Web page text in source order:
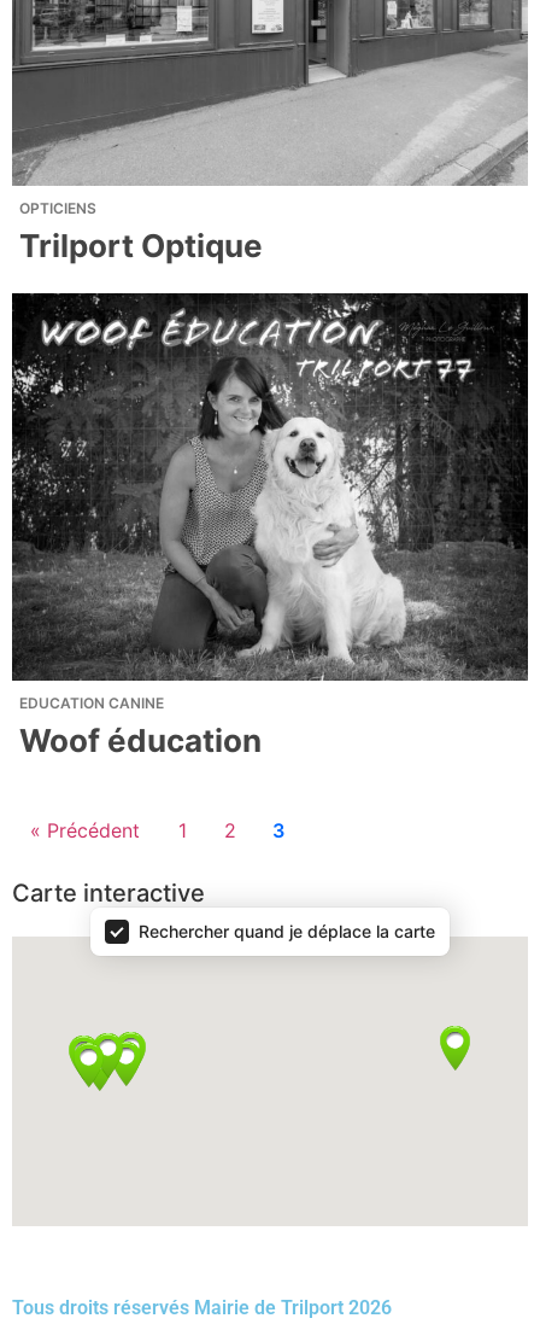
OPTICIENS
Trilport Optique
EDUCATION CANINE
Woof éducation
« Précédent 1 2 3
Carte interactive
Carte interactive
Rechercher quand je déplace la carte
Tous droits réservés Mairie de Trilport 2026